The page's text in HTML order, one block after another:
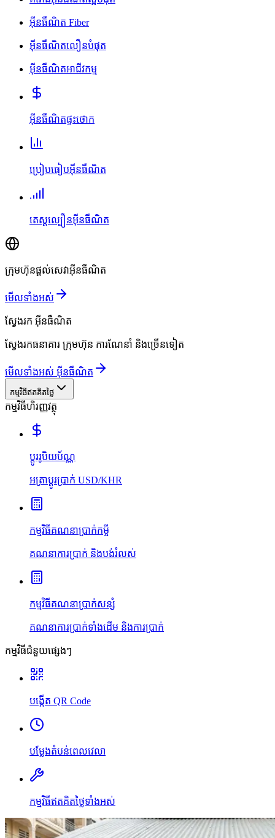
អ៊ីនធឺណិត Fiber
អ៊ីនធឺណិតលឿនបំផុត
អ៊ីនធឺណិតអាជីវកម្ម
អ៊ីនធឺណិតផ្ទះថោក
ប្រៀបធៀបអ៊ីនធឺណិត
តេស្តល្បឿនអ៊ីនធឺណិត
ក្រុមហ៊ុនផ្តល់សេវាអ៊ីនធឺណិត
មើលទាំងអស់
ស្វែងរក អ៊ីនធឺណិត
ស្វែងរកធនាគារ ក្រុមហ៊ុន ការណែនាំ និងច្រើនទៀត
មើលទាំងអស់ អ៊ីនធឺណិត
កម្មវិធីឥតគិតថ្លៃ
កម្មវិធីហិរញ្ញវត្ថុ
ប្ដូររូបិយប័ណ្ណ
អត្រាប្ដូរប្រាក់ USD/KHR
កម្មវិធីគណនាប្រាក់កម្ចី
គណនាការប្រាក់ និងបង់រំលស់
កម្មវិធីគណនាប្រាក់សន្សំ
គណនាការប្រាក់ទាំងដើម និងការប្រាក់
កម្មវិធីជំនួយផ្សេងៗ
បង្កើត QR Code
បម្លែងតំបន់ពេលវេលា
កម្មវិធីឥតគិតថ្លៃទាំងអស់